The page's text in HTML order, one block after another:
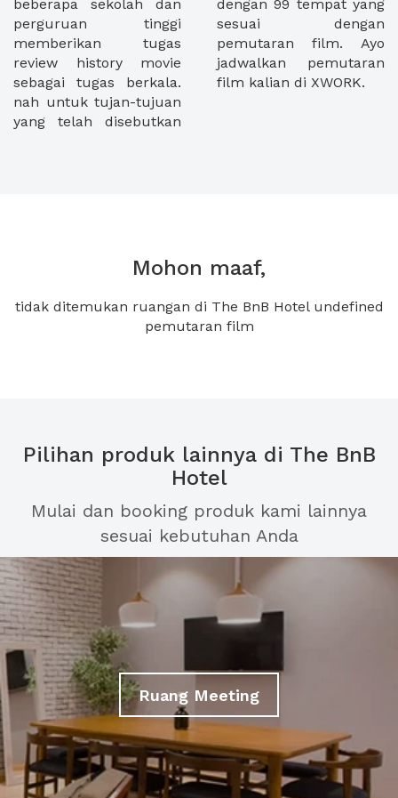
beberapa sekolah dan
perguruan tinggi
memberikan tugas
review history movie
sebagai tugas berkala.
nah untuk tujan-tujuan
yang telah disebutkan
dengan 99 tempat yang
sesuai dengan
pemutaran film. Ayo
jadwalkan pemutaran
film kalian di XWORK.
Mohon maaf,
tidak ditemukan ruangan di The BnB Hotel undefined
pemutaran film
Pilihan produk lainnya di The BnB
Hotel
Mulai dan booking produk kami lainnya
sesuai kebutuhan Anda
Ruang Meeting